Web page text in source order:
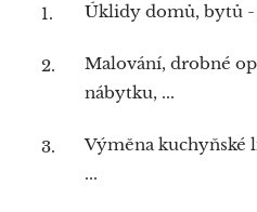
Úklidy domů, bytů -
Malování, drobné
nábytku, ...
Výměna kuchyňské
...